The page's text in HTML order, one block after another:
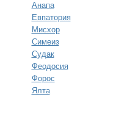
Анапа
Евпатория
Мисхор
Симеиз
Судак
Феодосия
Форос
Ялта